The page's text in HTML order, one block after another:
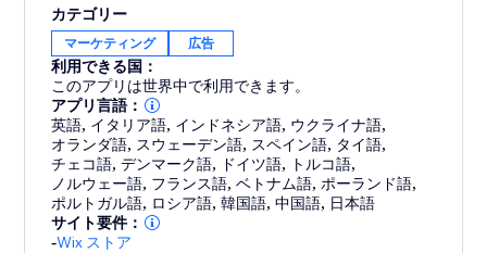
shopping collections for viewers. When a customer
clicks on a product, they’ll be directed to your Wix
store to checkout.
カテゴリー
マーケティング 広告
利用できる国：
このアプリは世界中で利用できます。
アプリ言語：
英語, イタリア語, インドネシア語, ウクライナ語,
オランダ語, スウェーデン語, スペイン語, タイ語,
チェコ語,デンマーク語, ドイツ語, トルコ語,
ノルウェー語, フランス語,ベトナム語, ポーランド語,
ポルトガル語, ロシア語,韓国語,中国語, 日本語
サイト要件：
-Wix ストア